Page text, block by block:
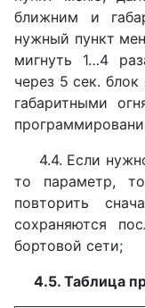
ближним и
нужный пункт
мигнуть 1…4
через 5 сек.
габаритными
4.4. Если
то параметр,
повторить
сохраняются
бортовой сети;
4.5. Таблица